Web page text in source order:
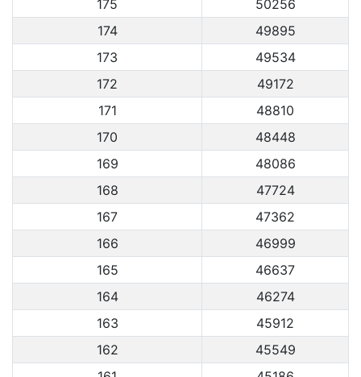
175
50256
174
49895
173
49534
172
49172
171
48810
170
48448
169
48086
168
47724
167
47362
166
46999
165
46637
164
46274
163
45912
162
45549